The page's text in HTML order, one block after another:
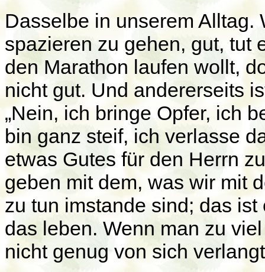
Dasselbe in unserem Alltag.
spazieren zu gehen, gut, tut
den Marathon laufen wollt,
nicht gut. Und andererseits
„Nein, ich bringe Opfer, ich
bin ganz steif, ich verlasse
etwas Gutes für den Herrn
geben mit dem, was wir mit
zu tun imstande sind; das
das leben. Wenn man zu
nicht genug von sich